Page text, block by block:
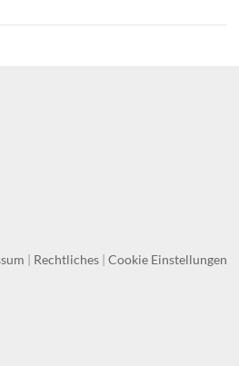
| Rechtliches| Cookie Einstellungen